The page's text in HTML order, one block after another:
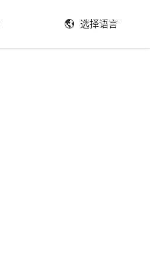
选择语言